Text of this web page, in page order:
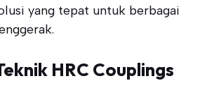
yang tepat untuk berbagai
HRC Couplings